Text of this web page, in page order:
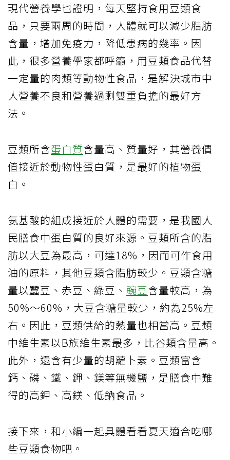
現代營養學也證明，每天堅持食用豆類食
品，只要兩周的時間，人體就可以減少脂肪
含量，增加免疫力，降低患病的幾率。因
此，很多營養學家都呼籲，用豆類食品代替
一定量的肉類等動物性食品，是解決城市中
人營養不良和營養過剩雙重負擔的最好方
法。
豆類所含蛋白質含量高、質量好，其營養價
值接近於動物性蛋白質，是最好的植物蛋
白。
氨基酸的組成接近於人體的需要，是我國人
民膳食中蛋白質的良好來源。豆類所含的脂
肪以大豆為最高，可達18%，因而可作食用
油的原料，其他豆類含脂肪較少。豆類含糖
量以蠶豆、赤豆、綠豆、 豌豆含量較高，為
50%～60%，大豆含糖量較少，約為25%左
右。因此，豆類供給的熱量也相當高。豆類
中維生素以B族維生素最多，比谷類含量高。
此外，還含有少量的胡蘿卜素。豆類富含
鈣、磷、鐵、鉀、鎂等無機鹽，是膳食中難
得的高鉀、高鎂、低鈉食品。
接下來，和小編一起具體看看夏天適合吃哪
些豆類食物吧。